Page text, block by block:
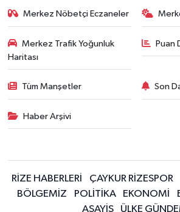
Merkez Nöbetçi Eczaneler
Merkez Trafik Yoğunluk
Haritası
Puan
Tüm Manşetler Son
Haber Arşivi
RİZE HABERLERİ ÇAYKUR RİZESPOR
BÖLGEMİZ
POLİTİKA EKONOMİ
ASAYİŞ
ÜLKE